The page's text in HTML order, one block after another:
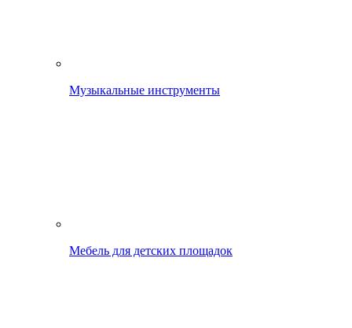
Музыкальные инструменты
Мебель для детских площадок